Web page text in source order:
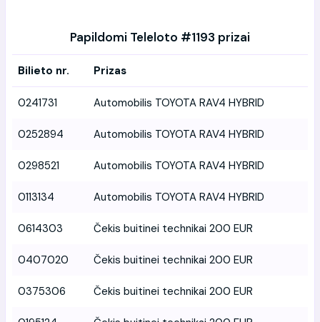
Papildomi Teleloto #1193 prizai
Bilieto nr. Prizas
0241731 Automobilis TOYOTA RAV4 HYBRID
0252894 Automobilis TOYOTA RAV4 HYBRID
0298521 Automobilis TOYOTA RAV4 HYBRID
0113134 Automobilis TOYOTA RAV4 HYBRID
0614303 Čekis buitinei technikai 200 EUR
0407020 Čekis buitinei technikai 200 EUR
0375306 Čekis buitinei technikai 200 EUR